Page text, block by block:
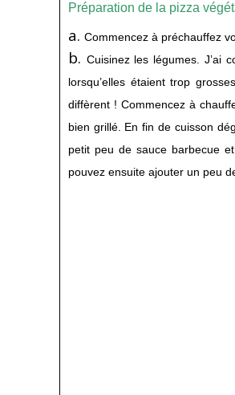
Préparation de la pizza
Commencez à préchauffez
Cuisinez les légumes. J’ai
lorsqu’elles étaient trop
diffèrent ! Commencez à
bien grillé. En fin de cuisson
petit peu de sauce barbecue
pouvez ensuite ajouter un peu